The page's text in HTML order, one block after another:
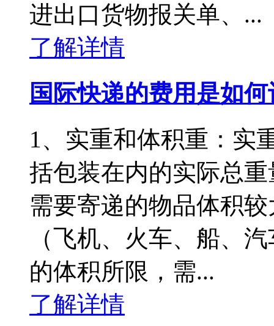
进出口货物报关单、...
了解详情
国际快递的费用是如
1、实重和体积重：实
括包装在内的实际总
需要寄递的物品体积
（飞机、火车、船、
的体积所限，需...
了解详情